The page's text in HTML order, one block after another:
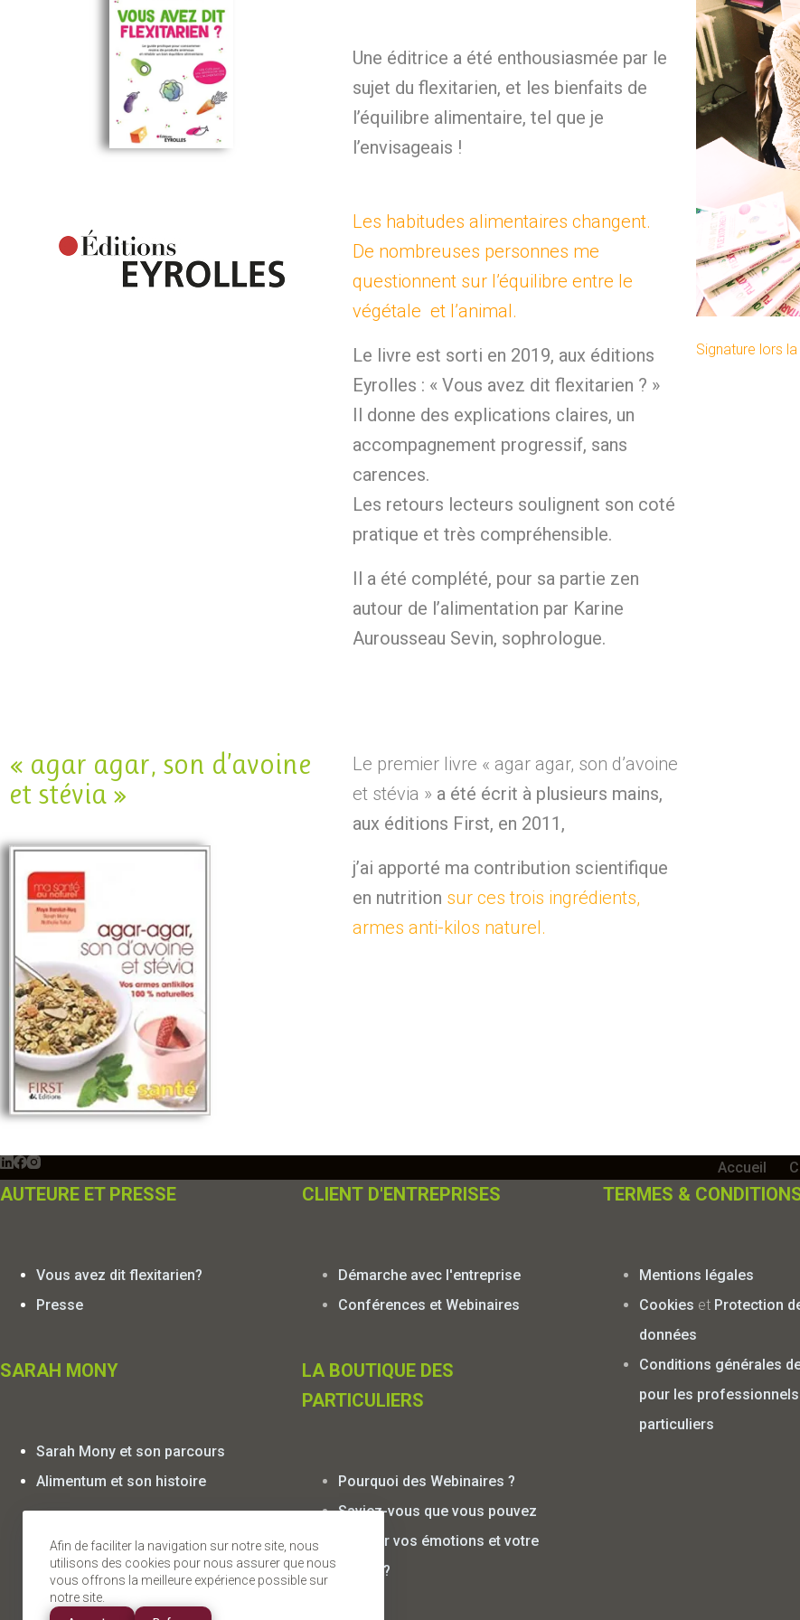
Afin de faciliter la navigation sur notre site, nous
utilisons des cookies pour nous assurer que nous
vous offrons la meilleure expérience possible sur
notre site.
Une éditrice a été enthousiasmée par le
sujet du flexitarien, et les bienfaits de
l’équilibre alimentaire, tel que je
l’envisageais !
Les habitudes alimentaires changent.
De nombreuses personnes me
questionnent sur l’équilibre entre le
végétale et l’animal.
Le livre est sorti en 2019, aux éditions
Eyrolles : « Vous avez dit flexitarien ? »
Il donne des explications claires, un
accompagnement progressif, sans
carences.
Les retours lecteurs soulignent son coté
pratique et très compréhensible.
Il a été complété, pour sa partie zen
autour de l’alimentation par Karine
Aurousseau Sevin, sophrologue.
Signature lors
« agar agar, son d’avoine
et stévia »
Le premier livre « agar agar, son d’avoine
et stévia » a été écrit à plusieurs mains,
aux éditions First, en 2011,
j’ai apporté ma contribution scientifique
en nutrition sur ces trois ingrédients,
armes anti-kilos naturel.
Accueil
AUTEURE ET PRESSE
Vous avez dit flexitarien?
Presse
SARAH MONY
Sarah Mony et son parcours
Alimentum et son histoire
CLIENT D'ENTREPRISES
Démarche avec l'entreprise
Conférences et Webinaires
LA BOUTIQUE DES
PARTICULIERS
Pourquoi des Webinaires ?
Saviez-vous que vous pouvez
agir sur vos émotions et votre
forme ?
TERMES &
Mentions légales
Cookies et Protection
données
Conditions générales
pour les
particuliers